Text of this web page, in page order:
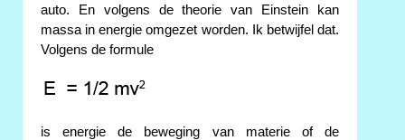
auto. En volgens de theorie van Einstein kan
massa in energie omgezet worden. Ik betwijfel dat.
Volgens de formule
is energie de beweging van materie of de